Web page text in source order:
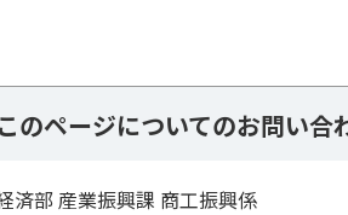
このページについてのお問い合
済部 産業振興課 商工振興係